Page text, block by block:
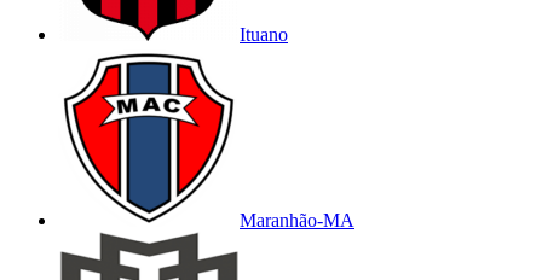
Ituano
Maranhão-MA